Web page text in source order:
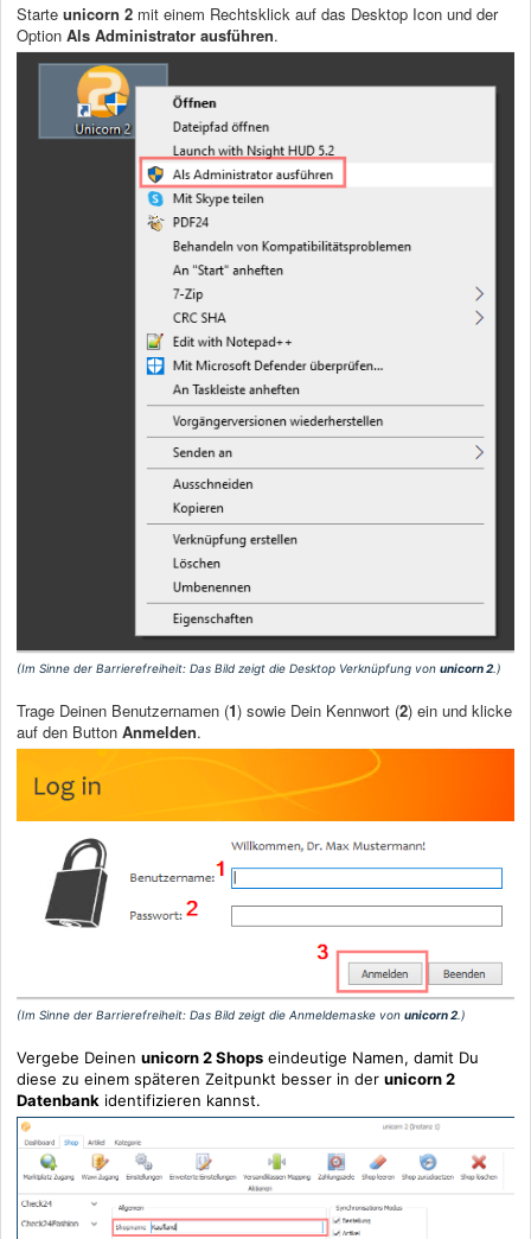
Starte unicorn 2 mit einem Rechtsklick auf das Desktop Icon und der
Option Als Administrator ausführen.
(Im Sinne der Barrierefreiheit: Das Bild zeigt die Desktop Verknüpfung von unicorn 2 .)
Trage Deinen Benutzernamen (1) sowie Dein Kennwort (2) ein und klicke
auf den Button Anmelden.
(Im Sinne der Barrierefreiheit: Das Bild zeigt die Anmeldemaske von unicorn 2 .)
Vergebe Deinen unicorn 2 Shops eindeutige Namen, damit Du
diese zu einem späteren Zeitpunkt besser in der unicorn 2
Datenbank identifizieren kannst.